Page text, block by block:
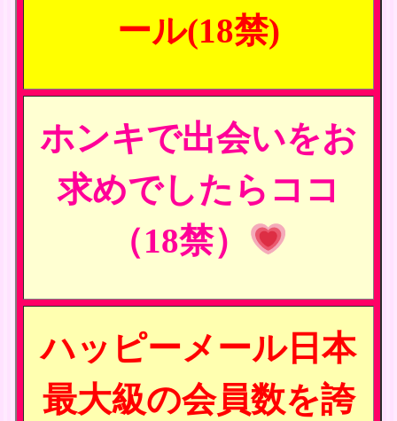
ール(18禁)
ホンキで出会いをお
求めでしたらココ
（18禁）
ハッピーメール日本
最大級の会員数を誇